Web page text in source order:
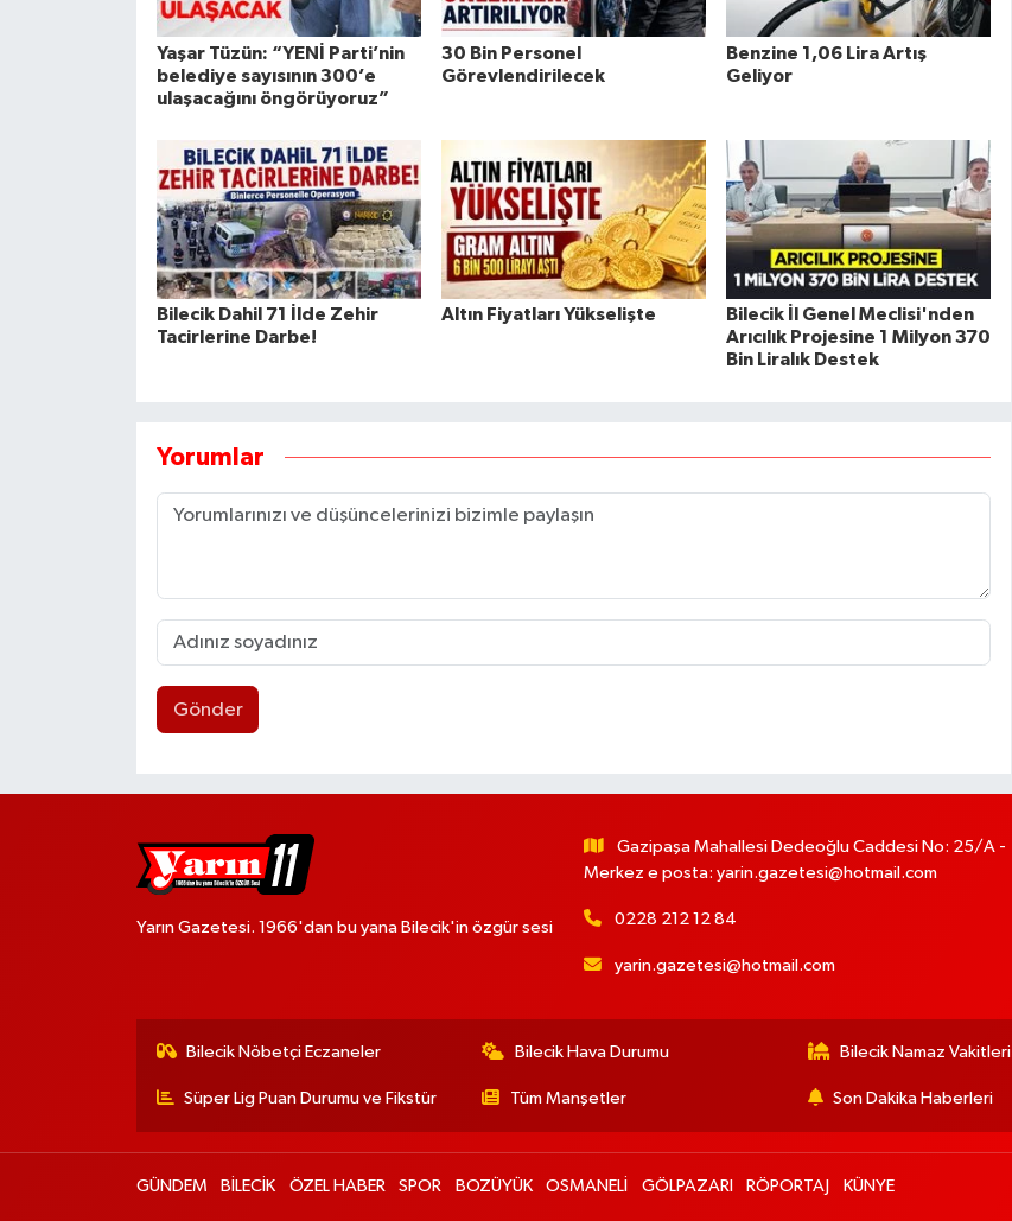
Yaşar Tüzün: “YENİ Parti’nin
belediye sayısının 300’e
ulaşacağını öngörüyoruz”
30 Bin Personel
Görevlendirilecek
Benzine 1,06 Lira Artış
Geliyor
Bilecik Dahil 71 İlde Zehir
Tacirlerine Darbe!
Altın Fiyatları Yükselişte
Bilecik İl Genel Meclisi'nden
Arıcılık Projesine 1 Milyon 370
Bin Liralık Destek
Yorumlar
Gönder
Yarın Gazetesi. 1966'dan bu yana Bilecik'in özgür sesi
Gazipaşa Mahallesi Dedeoğlu Caddesi No: 25/A -
Merkez e posta: yarin.gazetesi@hotmail.com
0228 212 12 84
yarin.gazetesi@hotmail.com
Bilecik Nöbetçi Eczaneler Bilecik Hava Durumu Bilecik Namaz Vakitleri
Süper Lig Puan Durumu ve Fikstür Tüm Manşetler Son Dakika Haberleri
GÜNDEM BİLECİK ÖZEL HABER SPOR BOZÜYÜK OSMANELİ GÖLPAZARI RÖPORTAJ KÜNYE